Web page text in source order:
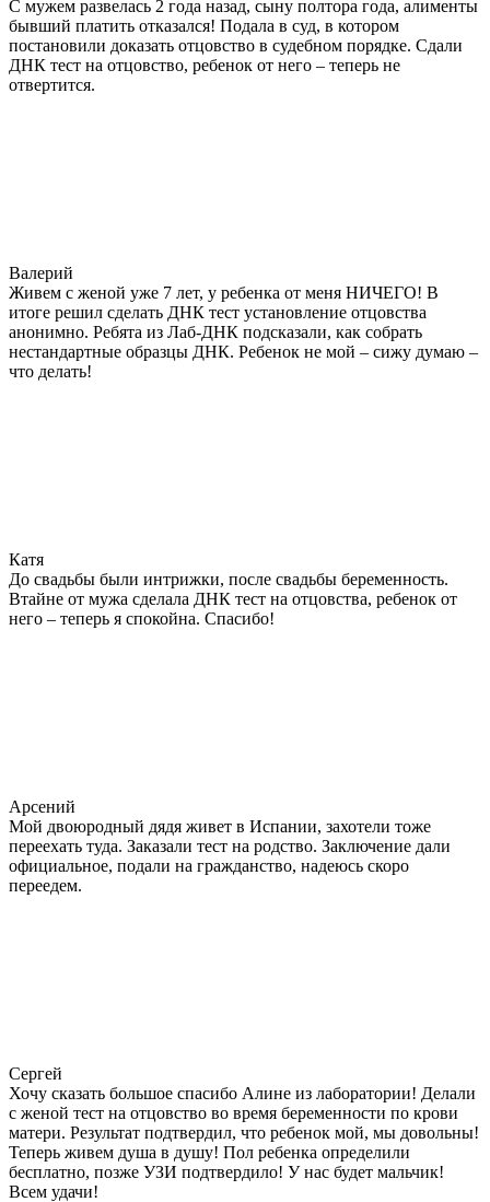
С мужем развелась 2 года назад, сыну полтора года, алименты
бывший платить отказался! Подала в суд, в котором
постановили доказать отцовство в судебном порядке. Сдали
ДНК тест на отцовство, ребенок от него – теперь не
отвертится.
Валерий
Живем с женой уже 7 лет, у ребенка от меня НИЧЕГО! В
итоге решил сделать ДНК тест установление отцовства
анонимно. Ребята из Лаб-ДНК подсказали, как собрать
нестандартные образцы ДНК. Ребенок не мой – сижу думаю –
что делать!
Катя
До свадьбы были интрижки, после свадьбы беременность.
Втайне от мужа сделала ДНК тест на отцовства, ребенок от
него – теперь я спокойна. Спасибо!
Арсений
Мой двоюродный дядя живет в Испании, захотели тоже
переехать туда. Заказали тест на родство. Заключение дали
официальное, подали на гражданство, надеюсь скоро
переедем.
Сергей
Хочу сказать большое спасибо Алине из лаборатории! Делали
с женой тест на отцовство во время беременности по крови
матери. Результат подтвердил, что ребенок мой, мы довольны!
Теперь живем душа в душу! Пол ребенка определили
бесплатно, позже УЗИ подтвердило! У нас будет мальчик!
Всем удачи!